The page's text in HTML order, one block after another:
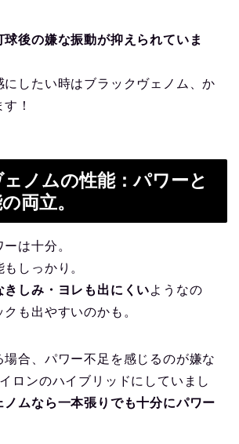
球後の嫌な振動が抑えられていま
にしたい時はブラックヴェノム、か
！
ノムの性能：パワーと
両立。
は十分。
しっかり。
きしみ・ヨレも出にくいようなの
も出やすいのかも。
合、パワー不足を感じるのが嫌な
ロンのハイブリッドにしていまし
ノムなら一本張りでも十分にパワー